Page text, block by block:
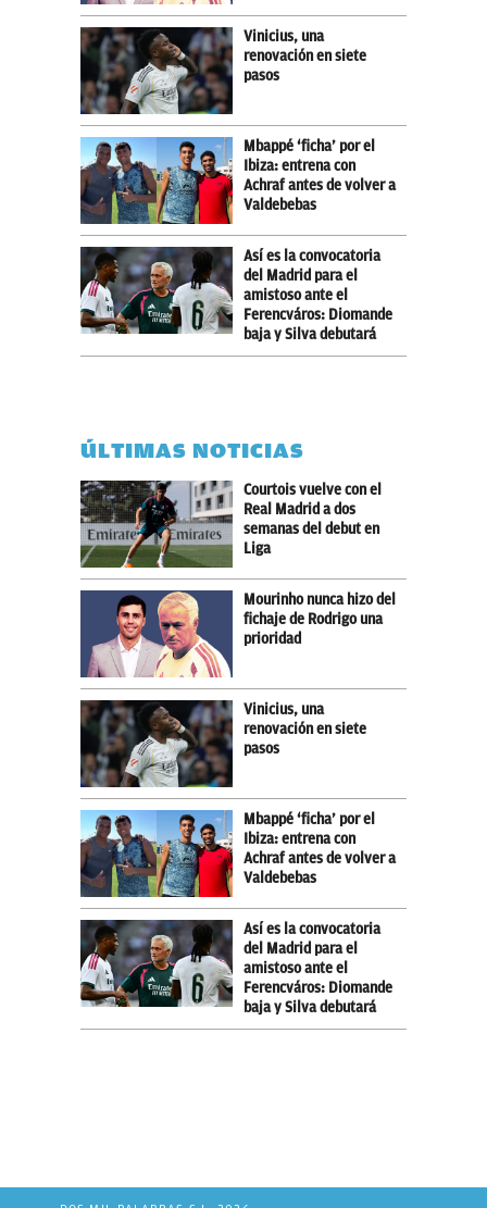
Vinicius, una
renovación en siete
pasos
Mbappé ‘ficha’ por el
Ibiza: entrena con
Achraf antes de volver a
Valdebebas
Así es la convocatoria
del Madrid para el
amistoso ante el
Ferencváros: Diomande
baja y Silva debutará
ÚLTIMAS NOTICIAS
Courtois vuelve con el
Real Madrid a dos
semanas del debut en
Liga
Mourinho nunca hizo del
fichaje de Rodrigo una
prioridad
Vinicius, una
renovación en siete
pasos
Mbappé ‘ficha’ por el
Ibiza: entrena con
Achraf antes de volver a
Valdebebas
Así es la convocatoria
del Madrid para el
amistoso ante el
Ferencváros: Diomande
baja y Silva debutará